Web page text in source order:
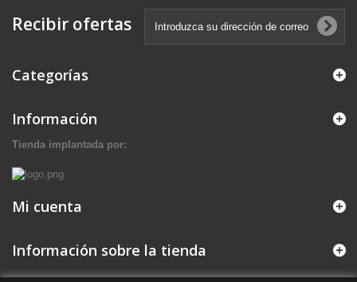
Recibir ofertas
Categorías
Información
Tienda implantada por:
Mi cuenta
Información sobre la tienda